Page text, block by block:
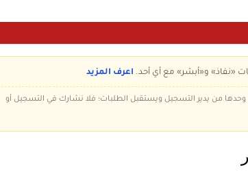
«نفاذ» و«أبشر» مع أي أحد. اعرف المزيد
وحدها من يدير التسجيل ويستقبل الطلبات؛ فلا نشارك في التسجيل أو